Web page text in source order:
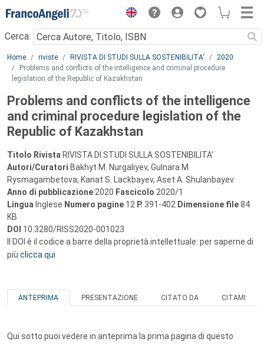
Menu
Cerca:
Main content
Home riviste RIVISTA DI STUDI SULLA SOSTENIBILITA'
2020
Problems and conflicts of the intelligence and criminal procedure
legislation of the Republic of Kazakhstan
Problems and conflicts of the intelligence
and criminal procedure legislation of the
Republic of Kazakhstan
Titolo Rivista RIVISTA DI STUDI SULLA SOSTENIBILITA'
Autori/Curatori Bakhyt M. Nurgaliyev, Gulnara M.
Rysmagambetova, Kanat S. Lackbayev, Aset A. Shulanbayev
Anno di pubblicazione 2020 Fascicolo 2020/1
Lingua Inglese Numero pagine 12 P. 391-402 Dimensione file84
KB
DOI 10.3280/RISS2020-001023
Il DOI è il codice a barre della proprietà intellettuale: per saperne di
più clicca qui
ANTEPRIMA PRESENTAZIONE CITATO DA CITAMI
Qui sotto puoi vedere in anteprima la prima pagina di questo